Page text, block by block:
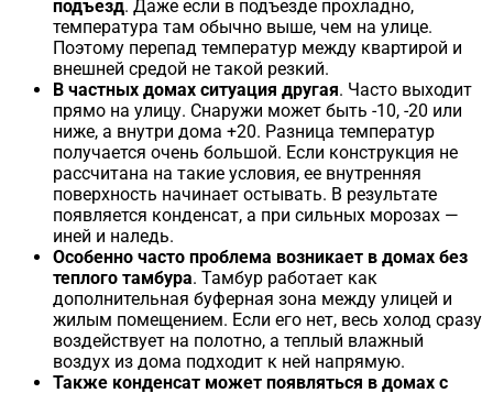
подъезд. Даже если в подъезде прохладно,
температура там обычно выше, чем на улице.
Поэтому перепад температур между квартирой и
внешней средой не такой резкий.
В частных домах ситуация другая. Часто выходит
прямо на улицу. Снаружи может быть -10, -20 или
ниже, а внутри дома +20. Разница температур
получается очень большой. Если конструкция не
рассчитана на такие условия, ее внутренняя
поверхность начинает остывать. В результате
появляется конденсат, а при сильных морозах —
иней и наледь.
Особенно часто проблема возникает в домах без
теплого тамбура. Тамбур работает как
дополнительная буферная зона между улицей и
жилым помещением. Если его нет, весь холод сразу
воздействует на полотно, а теплый влажный
воздух из дома подходит к ней напрямую.
Также конденсат может появляться в домах с